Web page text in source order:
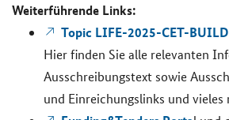
Wei­ter­füh­ren­de Links:
Topic LIFE-2025-CET-
Hier fin­den Sie alle re­le­van­ten
Aus­schrei­bungs­text sowie
und Ein­rei­chungs­links und vie­les